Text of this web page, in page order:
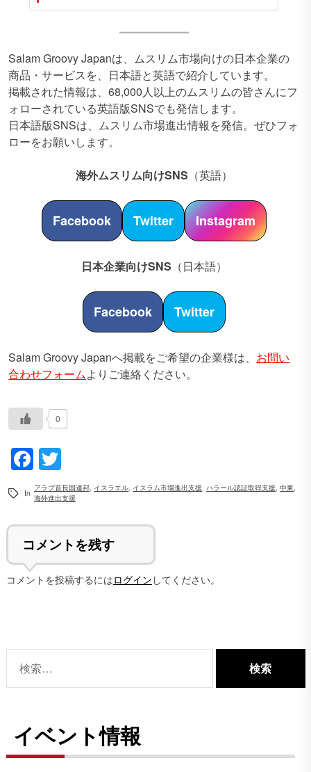
Salam Groovy Japanは、ムスリム市場向けの日本企業の
商品・サービスを、日本語と英語で紹介しています。
掲載された情報は、68,000人以上のムスリムの皆さんにフ
ォローされている英語版SNSでも発信します。
日本語版SNSは、ムスリム市場進出情報を発信。ぜひフォ
ローをお願いします。
海外ムスリム向けSNS （英語）
Facebook Twitter Instagram
日本企業向けSNS （日本語）
Facebook Twitter
Salam Groovy Japanへ掲載をご希望の企業様は、 お問い
合わせフォームよりご連絡ください。
0
Facebook
In
アラブ首長国連邦, イスラエル, イスラム市場進出支援,ハラール認証取得支援,中東,
海外進出支援
コメントを残す
コメントを投稿するにはログインしてください。
索:
イベント情報